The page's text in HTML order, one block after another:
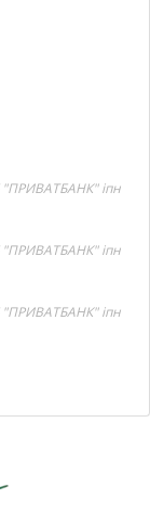
"ПРИВАТБАНК" іпн
"ПРИВАТБАНК" іпн
"ПРИВАТБАНК" іпн